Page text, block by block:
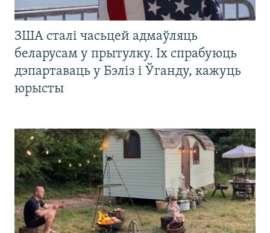
ЗША сталі часьцей адмаўляць
беларусам у прытулку. Іх спрабуюць
дэпартаваць у Бэліз і Ўганду, кажуць
юрысты